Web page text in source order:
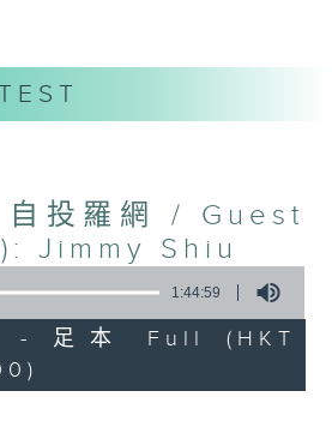
投羅網 / Guest
Jimmy Shiu
1:44:59
- 足本 Full (HKT